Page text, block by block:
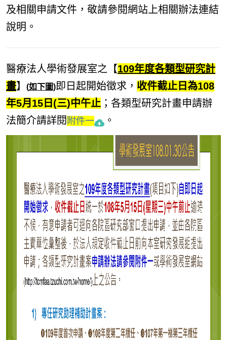
及相關申請文件，敬請參閱網站上相關辦法連結
說明。
醫療法人學術發展室之【109年度各類型研究計
畫】 (如下圖)即日起開始徵求， 收件截止日為108
年5月15日(三)中午止 ；各類型研究計畫申請辦
法簡介請詳閱 附件一 。